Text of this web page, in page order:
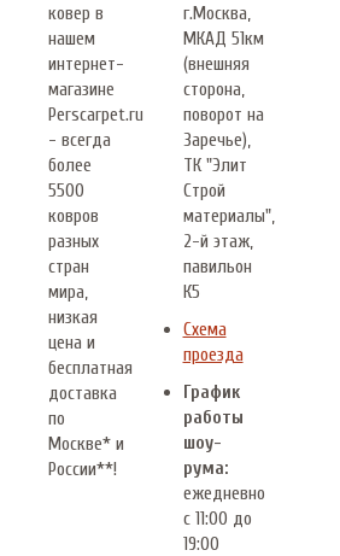
ковер в
нашем
интернет-
магазине
Perscarpet.ru
- всегда
более
5500
ковров
разных
стран
мира,
низкая
цена и
бесплатная
доставка
по
Москве* и
России**!
г.Москва
МКАД 51км
(внешняя
сторона,
поворот на
Заречье),
ТК "Элит
Строй
материалы",
2-й этаж,
павильон
К5
Схема
проезда
График
работы
шоу-
рума:
ежедневно
с 11:00 до
19:00